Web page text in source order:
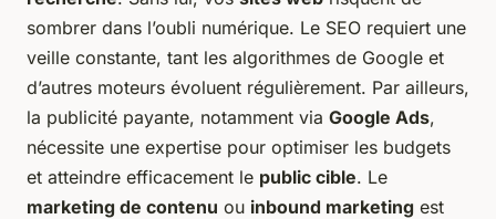
sombrer dans l’oubli numérique. Le SEO requiert une
veille constante, tant les algorithmes de Google et
d’autres moteurs évoluent régulièrement. Par ailleurs,
la publicité payante, notamment via Google Ads,
nécessite une expertise pour optimiser les budgets
et atteindre efficacement le public cible. Le
marketing de contenu ou inbound marketing est